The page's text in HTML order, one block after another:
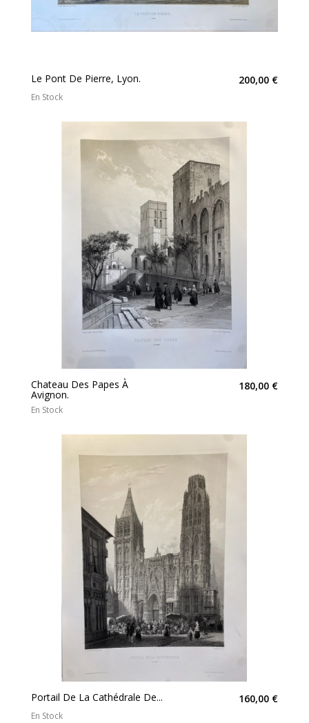
Le Pont De Pierre, Lyon. 200,00 €
En Stock
Chateau Des Papes À
Avignon.
180,00 €
En Stock
Portail De La Cathédrale De... 160,00 €
En Stock